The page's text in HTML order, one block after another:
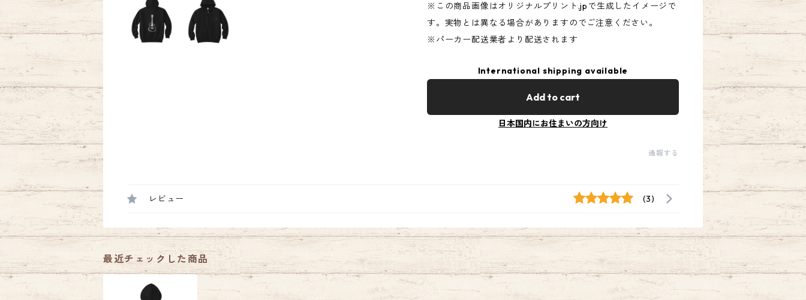
※この商品画像はオリジナルプリント.jpで生成したイメージで
す。実物とは異なる場合がありますのでご注意ください。
※パーカー配送業者より配送されます
International shipping available
Add to cart
日本国内にお住まいの方向け
通報する
レビュー (3)
最近チェックした商品